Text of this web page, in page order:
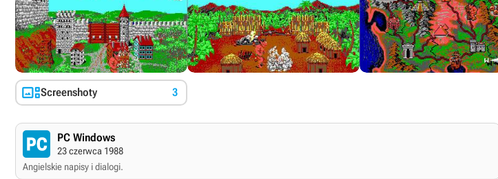
Screenshoty 3
PC Windows
23 czerwca 1988
Angielskie napisy i dialogi.